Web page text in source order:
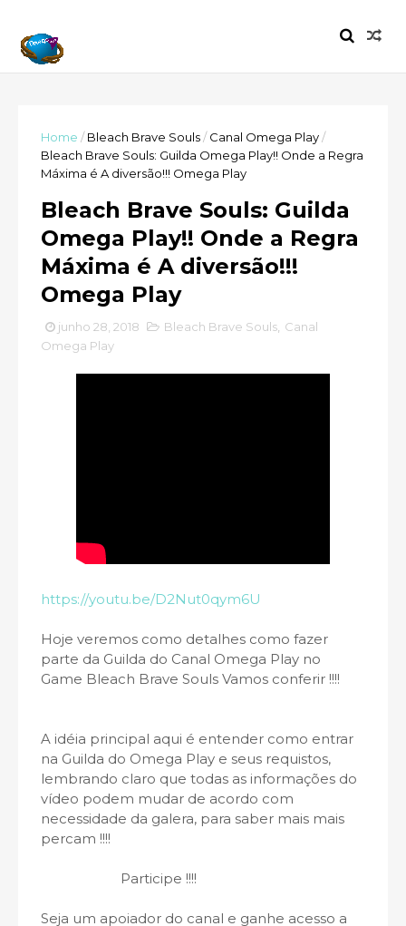
Home / Bleach Brave Souls/ Canal Omega Play/
Bleach Brave Souls: Guilda Omega Play!! Onde a Regra
Máxima é A diversão!!! Omega Play
Bleach Brave Souls: Guilda
Omega Play!! Onde a Regra
Máxima é A diversão!!!
Omega Play
junho 28, 2018 Bleach Brave Souls Canal
Omega Play
https://youtu.be/D2Nut0qym6U
Hoje veremos como detalhes como fazer
parte da Guilda do Canal Omega Play no
Game Bleach Brave Souls Vamos conferir !!!!
A idéia principal aqui é entender como entrar
na Guilda do Omega Play e seus requistos,
lembrando claro que todas as informações do
vídeo podem mudar de acordo com
necessidade da galera, para saber mais mais
percam !!!!
Participe !!!!
Seja um apoiador do canal e ganhe acesso a